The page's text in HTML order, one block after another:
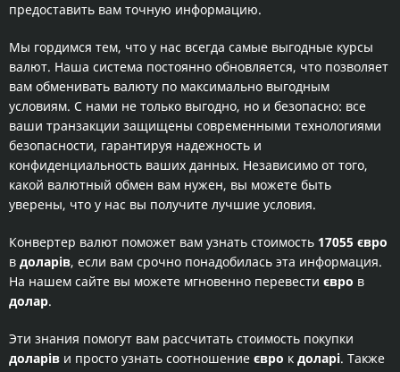
предоставить вам точную информацию.
Мы гордимся тем, что у нас всегда самые выгодные курсы
валют. Наша система постоянно обновляется, что позволяет
вам обменивать валюту по максимально выгодным
условиям. С нами не только выгодно, но и безопасно: все
ваши транзакции защищены современными технологиями
безопасности, гарантируя надежность и
конфиденциальность ваших данных. Независимо от того,
какой валютный обмен вам нужен, вы можете быть
уверены, что у нас вы получите лучшие условия.
Конвертер валют поможет вам узнать стоимость 17055 євро
в доларів, если вам срочно понадобилась эта информация.
На нашем сайте вы можете мгновенно перевести євро в
долар.
Эти знания помогут вам рассчитать стоимость покупки
доларів и просто узнать соотношение євро к доларі. Также